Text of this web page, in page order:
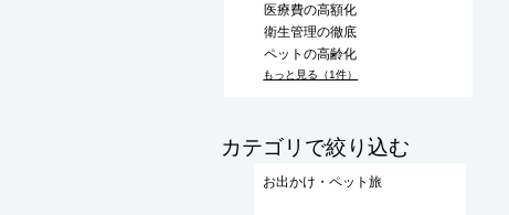
医療費の高額化
衛生管理の徹底
ペットの高齢化
もっと見る（1件）
​カテゴリで絞り込む
お出かけ・ペット旅